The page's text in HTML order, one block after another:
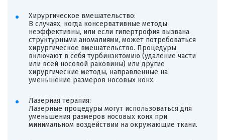
Хирургическое вмешательство:
В случаях, когда консервативные методы
неэффективны, или если гипертрофия вызвана
структурными аномалиями, может потребоваться
хирургическое вмешательство. Процедуры
включают в себя турбинэктомию (удаление части
или всей носовой раковины) или другие
хирургические методы, направленные на
уменьшение размеров носовых конх.
Лазерная терапия:
Лазерные процедуры могут использоваться для
уменьшения размеров носовых конх при
минимальном воздействии на окружающие ткани.